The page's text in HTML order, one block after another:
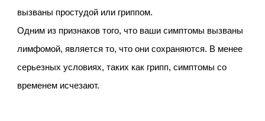
вызваны простудой или гриппом.
Одним из признаков того, что ваши симптомы вызваны
лимфомой, является то, что они сохраняются. В менее
серьезных условиях, таких как грипп, симптомы со
временем исчезают.